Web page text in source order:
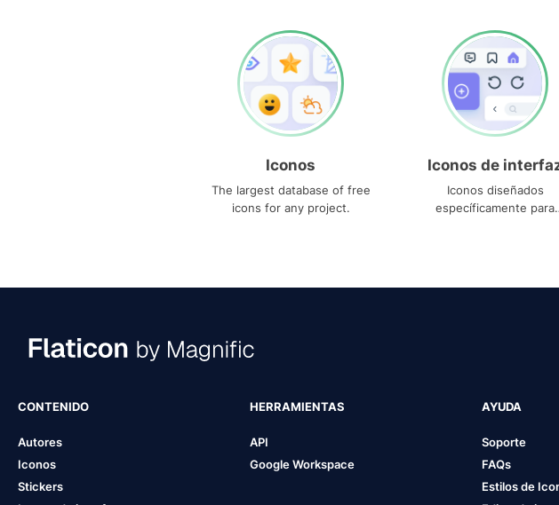
Iconos
The largest database of free
icons for any project.
Iconos de
Iconos diseñados
específicamente para
CONTENIDO
Autores
Iconos
Stickers
HERRAMIENTAS
API
Google Workspace
AYUDA
Soporte
FAQs
Estilos de